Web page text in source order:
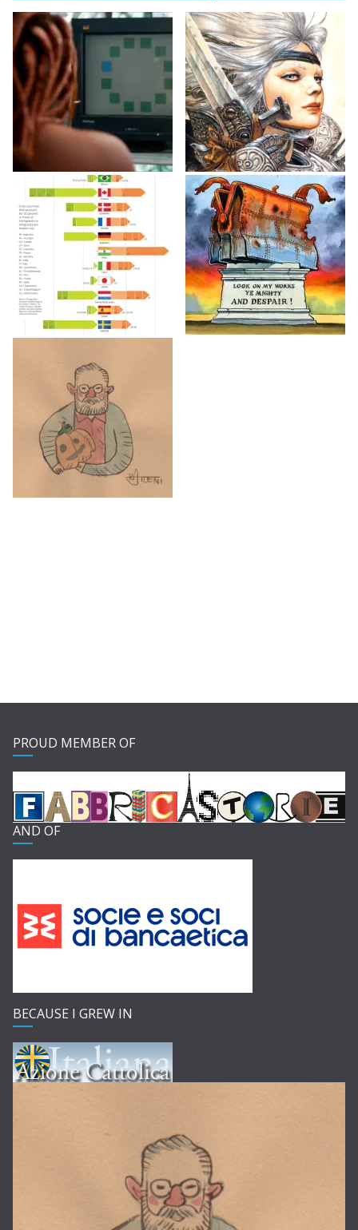
PROUD MEMBER OF
AND OF
BECAUSE I GREW IN